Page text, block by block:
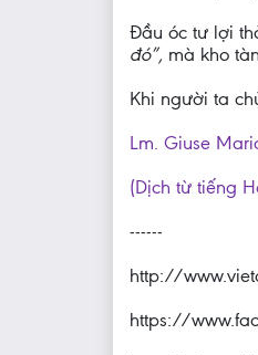
Đầu óc tư lợi
đó”, mà kho
Khi người ta
Lm. Giuse
(Dịch từ tiếng
------
http://
https://